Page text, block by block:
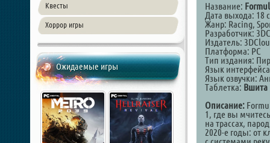
Квесты
Хоррор игры
Ожидаемые игры
Название:
Дата выхода: 18
Жанр: Racing,
Разработчик:
Издатель:
Платформа: PC
Тип издания:
Язык
Язык озвучки:
Таблетка: Вшита
Описание:
1, где вы
на трассах,
2020-е годы: от